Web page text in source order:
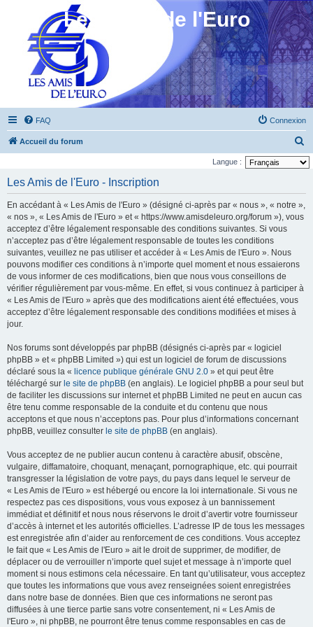
Les Amis de l'Euro
FAQ Connexion
Accueil du forum
e
Langue :
Les Amis de l'Euro - Inscription
En accédant à « Les Amis de l'Euro » (désigné ci-après par « nous », « notre »,
« nos », « Les Amis de l'Euro » et « https://www.amisdeleuro.org/forum »), vous
acceptez d’être légalement responsable des conditions suivantes. Si vous
n’acceptez pas d’être légalement responsable de toutes les conditions
suivantes, veuillez ne pas utiliser et accéder à « Les Amis de l'Euro ». Nous
pouvons modifier ces conditions à n’importe quel moment et nous essaierons
de vous informer de ces modifications, bien que nous vous conseillons de
vérifier régulièrement par vous-même. En effet, si vous continuez à participer à
« Les Amis de l'Euro » après que des modifications aient été effectuées, vous
acceptez d’être légalement responsable des conditions modifiées et mises à
jour.
Nos forums sont développés par phpBB (désignés ci-après par « logiciel
phpBB » et « phpBB Limited ») qui est un logiciel de forum de discussions
déclaré sous la « licence publique générale GNU 2.0 » et qui peut être
téléchargé sur le site de phpBB (en anglais). Le logiciel phpBB a pour seul but
de faciliter les discussions sur internet et phpBB Limited ne peut en aucun cas
être tenu comme responsable de la conduite et du contenu que nous
acceptons et que nous n’acceptons pas. Pour plus d’informations concernant
phpBB, veuillez consulter le site de phpBB (en anglais).
Vous acceptez de ne publier aucun contenu à caractère abusif, obscène,
vulgaire, diffamatoire, choquant, menaçant, pornographique, etc. qui pourrait
transgresser la législation de votre pays, du pays dans lequel le serveur de
« Les Amis de l'Euro » est hébergé ou encore la loi internationale. Si vous ne
respectez pas ces dispositions, vous vous exposez à un bannissement
immédiat et définitif et nous nous réservons le droit d’avertir votre fournisseur
d’accès à internet et les autorités officielles. L’adresse IP de tous les messages
est enregistrée afin d’aider au renforcement de ces conditions. Vous acceptez
le fait que « Les Amis de l'Euro » ait le droit de supprimer, de modifier, de
déplacer ou de verrouiller n’importe quel sujet et message à n’importe quel
moment si nous estimons cela nécessaire. En tant qu’utilisateur, vous acceptez
que toutes les informations que vous avez renseignées soient enregistrées
dans notre base de données. Bien que ces informations ne seront pas
diffusées à une tierce partie sans votre consentement, ni « Les Amis de
l'Euro », ni phpBB, ne pourront être tenus comme responsables en cas de